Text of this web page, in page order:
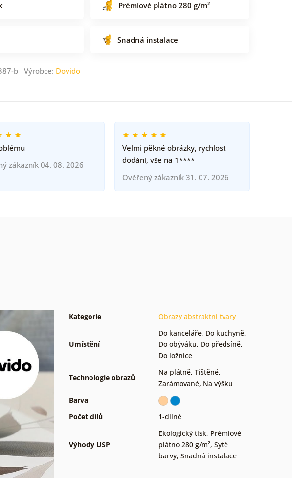
Prémiové plátno 280 g/m²
Snadná instalace
b Výrobce: Dovido
zákazník 04. 08. 2026
Velmi pěkné obrázky, rychlost
dodání, vše na 1****
Ověřený zákazník 31. 07. 2026
Kategorie Obrazy abstraktní tvary
Umístění
Do kanceláře, Do kuchyně,
Do obýváku, Do předsíně,
Do ložnice
Technologie obrazů
Na plátně, Tištěné,
Zarámované, Na výšku
Barva
Počet dílů
1-dílné
Výhody USP
Ekologický tisk, Prémiové
plátno 280 g/m², Syté
barvy, Snadná instalace